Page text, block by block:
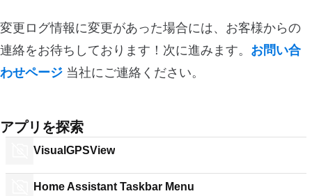
変更ログ情報に変更があった場合には、お客様からの
連絡をお待ちしております！次に進みます。 お問い合
わせページ 当社にご連絡ください。
アプリを探索
VisualGPSView
Home Assistant Taskbar Menu